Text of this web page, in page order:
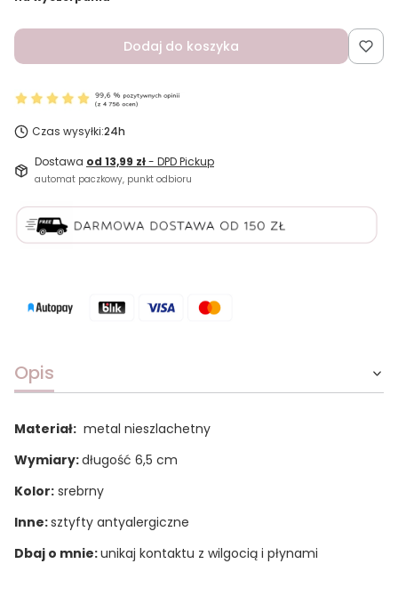
Dodaj do koszyka
Czas wysyłki:24h
Dostawa od 13,99 zł- DPD Pickup
automat paczkowy, punkt odbioru
Opis
Materiał: metal nieszlachetny
Wymiary:długość 6,5 cm
Kolor: srebrny
Inne:sztyfty antyalergiczne
Dbaj o mnie:unikaj kontaktu z wilgocią i płynami